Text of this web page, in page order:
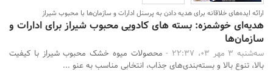
ارائه ایده‌های خلاقانه برای هدیه دادن به پرسنل ادارات و سازمان‌ها با محبوب شیراز
هدیه‌ای خوشمزه: بسته های کادویی محبوب شیراز برای ادارات و
سازمان‌ها
سه‌شنبه 3 مهر 03، 22:37 -
محصولات میوه خشک محبوب شیراز با کیفیت
بالا، تنوع بالا و بسته‌بندی‌های جذاب، انتخابی مناسب به عنو ...